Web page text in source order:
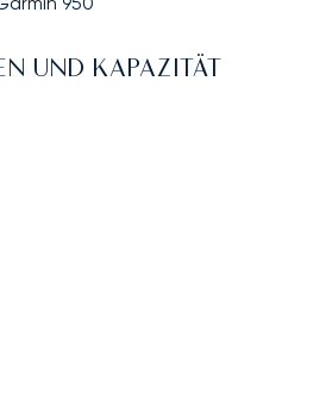
UND KAPAZITÄT